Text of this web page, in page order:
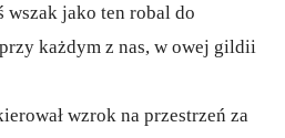
wszak jako ten robal do
każdym z nas, w owej gildii
wzrok na przestrzeń za